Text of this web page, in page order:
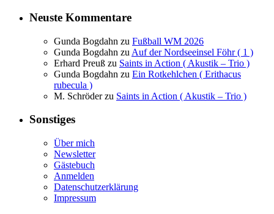
Neuste Kommentare
Gunda Bogdahn zu Fußball WM 2026
Gunda Bogdahn zu Auf der Nordseeinsel Föhr ( 1 )
Erhard Preuß zu Saints in Action ( Akustik – Trio )
Gunda Bogdahn zu Ein Rotkehlchen ( Erithacus
rubecula )
M. Schröderzu Saints in Action ( Akustik – Trio )
Sonstiges
Über mich
Newsletter
Gästebuch
Anmelden
Datenschutzerklärung
Impressum